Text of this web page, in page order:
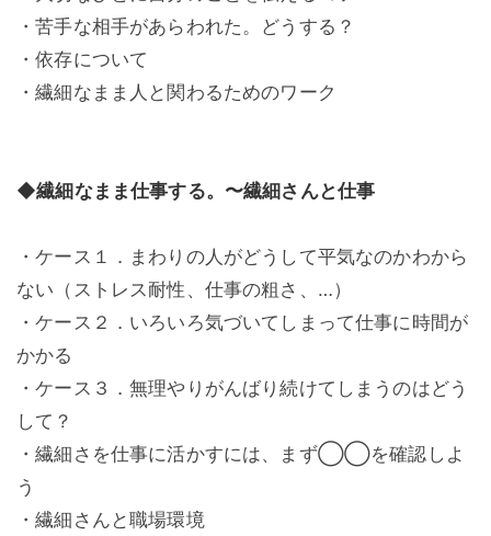
・苦手な相手があらわれた。どうする？
・依存について
・繊細なまま人と関わるためのワーク
◆繊細なまま仕事する。〜繊細さんと仕事
・ケース１．まわりの人がどうして平気なのかわから
ない（ストレス耐性、仕事の粗さ、…）
・ケース２．いろいろ気づいてしまって仕事に時間が
かかる
・ケース３．無理やりがんばり続けてしまうのはどう
して？
・繊細さを仕事に活かすには、まず◯◯を確認しよ
う
・繊細さんと職場環境